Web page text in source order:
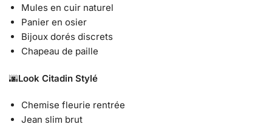
Mules en cuir naturel
Panier en osier
Bijoux dorés discrets
Chapeau de paille
🌆Look Citadin Stylé
Chemise fleurie rentrée
Jean slim brut